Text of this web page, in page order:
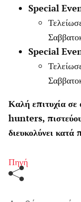
Special
Special
Καλή επιτυχία
hunters,
διευκολύνει κατά
Πηγή